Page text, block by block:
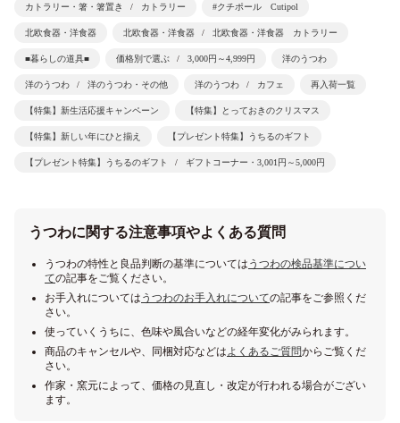
カトラリー・箸・箸置き カトラリー #クチポール Cutipol
北欧食器・洋食器 北欧食器・洋食器 北欧食器・洋食器 カトラリー
■暮らしの道具■ 価格別で選ぶ 3,000円～4,999円 洋のうつわ
洋のうつわ 洋のうつわ・その他 洋のうつわ カフェ 再入荷一覧
【特集】新生活応援キャンペーン 【特集】とっておきのクリスマス
【特集】新しい年にひと揃え 【プレゼント特集】うちるのギフト
【プレゼント特集】うちるのギフト ギフトコーナー・3,001円～5,000円
うつわに関する注意事項やよくある質問
うつわの特性と良品判断の基準については うつわの検品基準につい
ての記事をご覧ください。
お手入れについては うつわのお手入れについての記事をご参照くだ
さい。
使っていくうちに、色味や風合いなどの経年変化がみられます。
商品のキャンセルや、同梱対応などはよくあるご質問からご覧くだ
さい。
作家・窯元によって、価格の見直し・改定が行われる場合がござい
ます。